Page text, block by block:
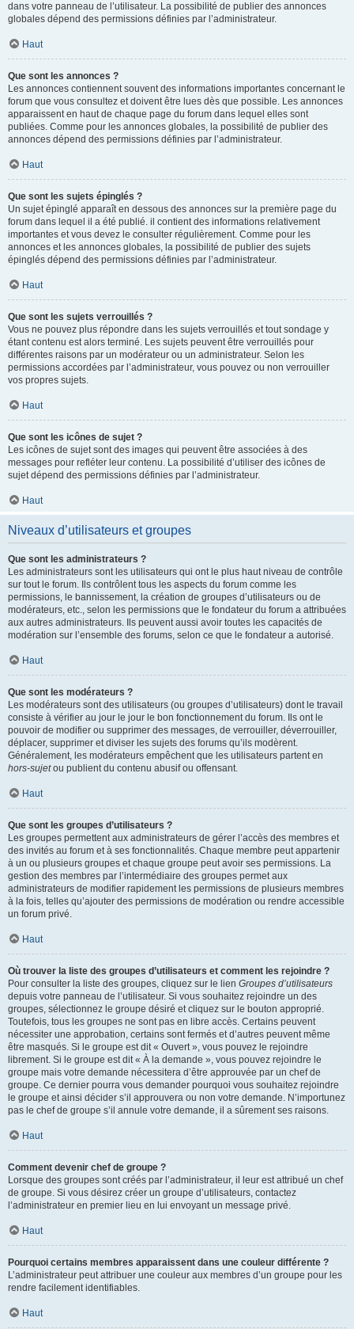
dans votre panneau de l’utilisateur. La possibilité de publier des annonces
globales dépend des permissions définies par l’administrateur.
Haut
Que sont les annonces ?
Les annonces contiennent souvent des informations importantes concernant le
forum que vous consultez et doivent être lues dès que possible. Les annonces
apparaissent en haut de chaque page du forum dans lequel elles sont
publiées. Comme pour les annonces globales, la possibilité de publier des
annonces dépend des permissions définies par l’administrateur.
Haut
Que sont les sujets épinglés ?
Un sujet épinglé apparaît en dessous des annonces sur la première page du
forum dans lequel il a été publié. il contient des informations relativement
importantes et vous devez le consulter régulièrement. Comme pour les
annonces et les annonces globales, la possibilité de publier des sujets
épinglés dépend des permissions définies par l’administrateur.
Haut
Que sont les sujets verrouillés ?
Vous ne pouvez plus répondre dans les sujets verrouillés et tout sondage y
étant contenu est alors terminé. Les sujets peuvent être verrouillés pour
différentes raisons par un modérateur ou un administrateur. Selon les
permissions accordées par l’administrateur, vous pouvez ou non verrouiller
vos propres sujets.
Haut
Que sont les icônes de sujet ?
Les icônes de sujet sont des images qui peuvent être associées à des
messages pour refléter leur contenu. La possibilité d’utiliser des icônes de
sujet dépend des permissions définies par l’administrateur.
Haut
Niveaux d’utilisateurs et groupes
Que sont les administrateurs ?
Les administrateurs sont les utilisateurs qui ont le plus haut niveau de contrôle
sur tout le forum. Ils contrôlent tous les aspects du forum comme les
permissions, le bannissement, la création de groupes d’utilisateurs ou de
modérateurs, etc., selon les permissions que le fondateur du forum a attribuées
aux autres administrateurs. Ils peuvent aussi avoir toutes les capacités de
modération sur l’ensemble des forums, selon ce que le fondateur a autorisé.
Haut
Que sont les modérateurs ?
Les modérateurs sont des utilisateurs (ou groupes d’utilisateurs) dont le travail
consiste à vérifier au jour le jour le bon fonctionnement du forum. Ils ont le
pouvoir de modifier ou supprimer des messages, de verrouiller, déverrouiller,
déplacer, supprimer et diviser les sujets des forums qu’ils modèrent.
Généralement, les modérateurs empêchent que les utilisateurs partent en
hors-sujetou publient du contenu abusif ou offensant.
Haut
Que sont les groupes d’utilisateurs ?
Les groupes permettent aux administrateurs de gérer l’accès des membres et
des invités au forum et à ses fonctionnalités. Chaque membre peut appartenir
à un ou plusieurs groupes et chaque groupe peut avoir ses permissions. La
gestion des membres par l’intermédiaire des groupes permet aux
administrateurs de modifier rapidement les permissions de plusieurs membres
à la fois, telles qu’ajouter des permissions de modération ou rendre accessible
un forum privé.
Haut
Où trouver la liste des groupes d’utilisateurs et comment les rejoindre ?
Pour consulter la liste des groupes, cliquez sur le lien Groupes d’utilisateurs
depuis votre panneau de l’utilisateur. Si vous souhaitez rejoindre un des
groupes, sélectionnez le groupe désiré et cliquez sur le bouton approprié.
Toutefois, tous les groupes ne sont pas en libre accès. Certains peuvent
nécessiter une approbation, certains sont fermés et d’autres peuvent même
être masqués. Si le groupe est dit « Ouvert », vous pouvez le rejoindre
librement. Si le groupe est dit « À la demande », vous pouvez rejoindre le
groupe mais votre demande nécessitera d’être approuvée par un chef de
groupe. Ce dernier pourra vous demander pourquoi vous souhaitez rejoindre
le groupe et ainsi décider s’il approuvera ou non votre demande. N’importunez
pas le chef de groupe s’il annule votre demande, il a sûrement ses raisons.
Haut
Comment devenir chef de groupe ?
Lorsque des groupes sont créés par l’administrateur, il leur est attribué un chef
de groupe. Si vous désirez créer un groupe d’utilisateurs, contactez
l’administrateur en premier lieu en lui envoyant un message privé.
Haut
Pourquoi certains membres apparaissent dans une couleur différente ?
L’administrateur peut attribuer une couleur aux membres d’un groupe pour les
rendre facilement identifiables.
Haut